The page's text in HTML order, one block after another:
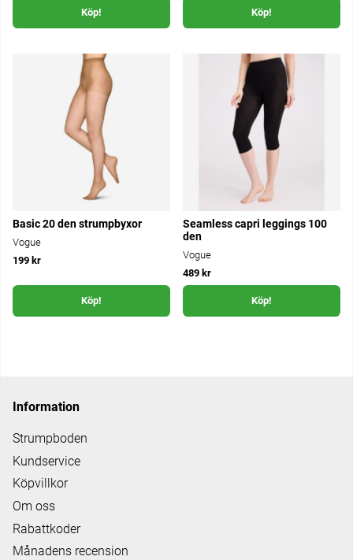
Köp! Köp!
Basic 20 den strumpbyxor
Vogue
199 kr
Köp!
Seamless capri leggings 100
den
Vogue
489 kr
Köp!
Information
Strumpboden
Kundservice
Köpvillkor
Om oss
Rabattkoder
Månadens recension